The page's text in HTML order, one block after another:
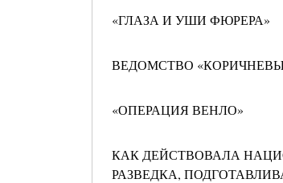
«ГЛАЗА И УШИ ФЮРЕРА»
ВЕДОМСТВО
«ОПЕРАЦИЯ ВЕНЛО»
КАК ДЕЙСТВОВАЛА
РАЗВЕДКА,